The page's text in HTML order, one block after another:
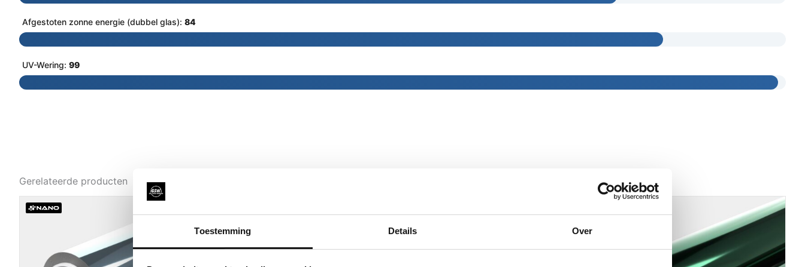
Toestemming Details Over
Afgestoten zonne energie (dubbel glas): 84
UV-Wering: 99
Gerelateerde producten